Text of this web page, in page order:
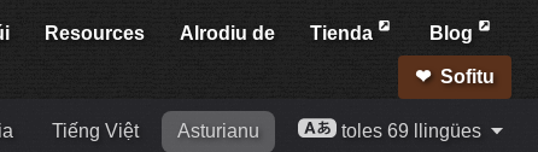
Resources Alrodiu de Tienda Blog
Sofitu
Tiếng Việt Asturianu toles 69 llingües